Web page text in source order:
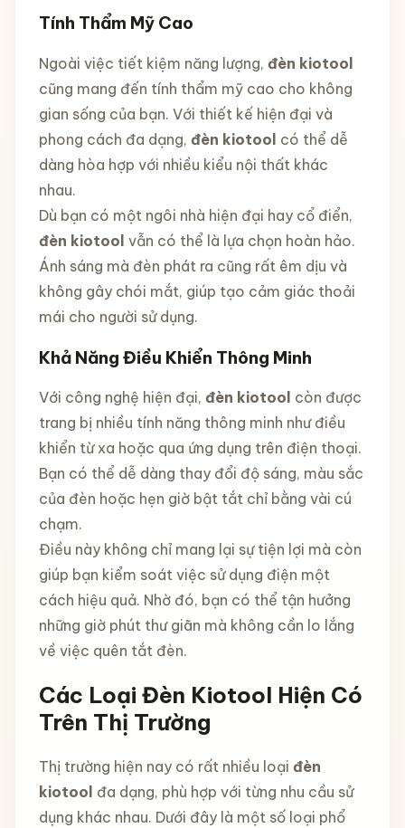
Tính Thẩm Mỹ Cao
Ngoài việc tiết kiệm năng lượng, đèn kiotool
cũng mang đến tính thẩm mỹ cao cho không
gian sống của bạn. Với thiết kế hiện đại và
phong cách đa dạng, đèn kiotool có thể dễ
dàng hòa hợp với nhiều kiểu nội thất khác
nhau.
Dù bạn có một ngôi nhà hiện đại hay cổ điển,
đèn kiotool vẫn có thể là lựa chọn hoàn hảo.
Ánh sáng mà đèn phát ra cũng rất êm dịu và
không gây chói mắt, giúp tạo cảm giác thoải
mái cho người sử dụng.
Khả Năng Điều Khiển Thông Minh
Với công nghệ hiện đại, đèn kiotool còn được
trang bị nhiều tính năng thông minh như điều
khiển từ xa hoặc qua ứng dụng trên điện thoại.
Bạn có thể dễ dàng thay đổi độ sáng, màu sắc
của đèn hoặc hẹn giờ bật tắt chỉ bằng vài cú
chạm.
Điều này không chỉ mang lại sự tiện lợi mà còn
giúp bạn kiểm soát việc sử dụng điện một
cách hiệu quả. Nhờ đó, bạn có thể tận hưởng
những giờ phút thư giãn mà không cần lo lắng
về việc quên tắt đèn.
Các Loại Đèn Kiotool Hiện Có
Trên Thị Trường
Thị trường hiện nay có rất nhiều loại đèn
kiotool đa dạng, phù hợp với từng nhu cầu sử
dụng khác nhau. Dưới đây là một số loại phổ